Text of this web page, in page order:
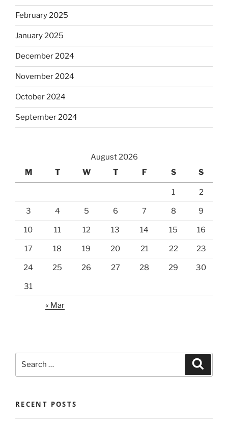
February 2025
January 2025
December 2024
November 2024
October 2024
September 2024
August 2026
M
T W T F S S
1 2
3 4 5 6 7 8 9
10 11 12 13 14 15 16
17 18 19 20 21 22 23
24 25 26 27 28 29 30
31
« Mar
RECENT POSTS